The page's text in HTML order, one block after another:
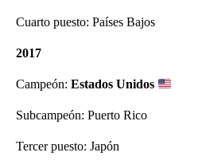
Cuarto puesto: Países Bajos
2017
Campeón: Estados Unidos
Subcampeón: Puerto Rico
Tercer puesto: Japón